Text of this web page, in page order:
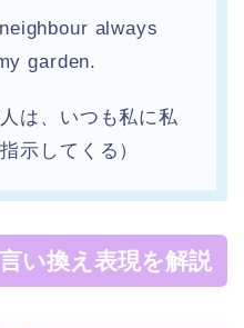
always
garden.
は、いつも私に私
示してくる）
い換え表現を解説